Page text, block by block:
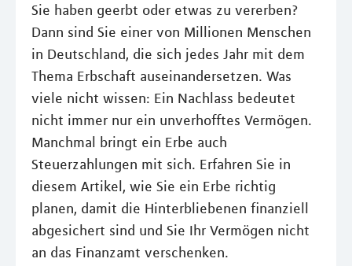
Sie haben geerbt oder etwas zu vererben?
Dann sind Sie einer von Millionen Menschen
in Deutschland, die sich jedes Jahr mit dem
Thema Erbschaft auseinandersetzen. Was
viele nicht wissen: Ein Nachlass bedeutet
nicht immer nur ein unverhofftes Vermögen.
Manchmal bringt ein Erbe auch
Steuerzahlungen mit sich. Erfahren Sie in
diesem Artikel, wie Sie ein Erbe richtig
planen, damit die Hinterbliebenen finanziell
abgesichert sind und Sie Ihr Vermögen nicht
an das Finanzamt verschenken.